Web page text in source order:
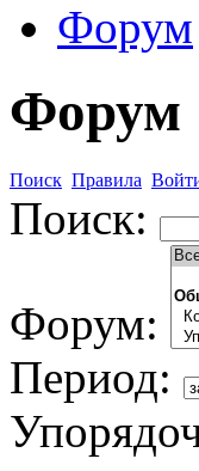
Форум
Форум
Поиск Правила
Поиск:
Форум:
Период: